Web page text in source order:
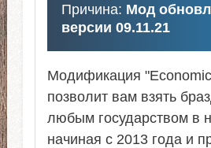
Причина: Мод
версии 09.11.21
Модификация
позволит вам взять
любым государством в
начиная с 2013 года и